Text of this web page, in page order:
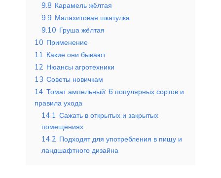
9.8 Карамель жёлтая
9.9 Малахитовая шкатулка
9.10 Груша жёлтая
10 Применение
11 Какие они бывают
12 Нюансы агротехники
13 Советы новичкам
14 Томат ампельный: 6 популярных сортов и
правила ухода
14.1 Сажать в открытых и закрытых
помещениях
14.2 Подходят для употребления в пищу и
ландшафтного дизайна